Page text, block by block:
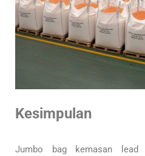
Kesimpulan
Jumbo bag kemasan lead